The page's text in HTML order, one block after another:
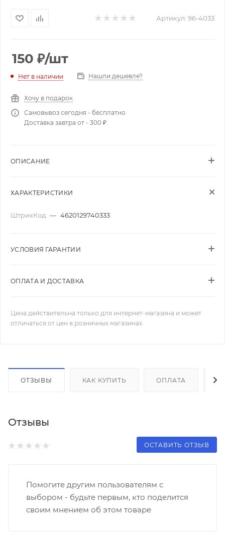
Артикул: 96-4033
150 ₽/шт
Нет в наличии Нашли дешевле?
Хочу в подарок
Самовывоз сегодня - бесплатно
Доставка завтра от - 300 ₽
ОПИСАНИЕ
ХАРАКТЕРИСТИКИ
ШтрихКод — 4620129740333
УСЛОВИЯ ГАРАНТИИ
ОПЛАТА И ДОСТАВКА
Цена действительна только для интернет-магазина и может
отличаться от цен в розничных магазинах
ОТЗЫВЫ КАК КУПИТЬ ОПЛАТА
Отзывы
ОСТАВИТЬ ОТЗЫВ
Помогите другим пользователям с
выбором - будьте первым, кто поделится
своим мнением об этом товаре